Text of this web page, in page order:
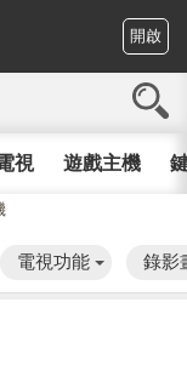
開啟
視 遊戲主機
電視功能 錄影